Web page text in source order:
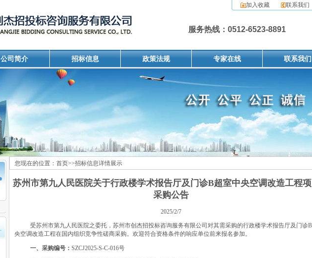
加入收藏 联系我们
服务热线：0512-6523-8891
公司简介 招标信息 政策法规 专家在线 联系我们
您现在的位置： 首页>>招标信息详情展示
苏州市第九人民医院关于行政楼学术报告厅及门诊B超室中央空调改造工程
采购公告
2025/2/7
受苏州市第九人民医院之委托，苏州市创杰招投标咨询服务有限公司对其需采购的行政楼学术报告厅及门诊
央空调改造工程在国内组织竞争性磋商采购。欢迎符合资格条件的响应单位前来报名参加。
一、采购编号：SZCJ2025-S-C-016号